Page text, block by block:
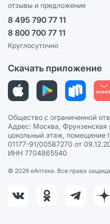
Ваши товары на ЕАПТЕКЕ
СМИ о нас
Политика
Пользовательское
Политика рекомендаций
Политика в отношении
отзывы и предложения
8 495 790 77 11
8 800 700 77 11
Круглосуточно
Скачать приложение
Общество с ограниченной
Адрес: Москва, Фрунзенская
цокольный этаж, помещение
01177-91/00587270 от
ИНН 7704865540
© 2026 eАптека. Все права